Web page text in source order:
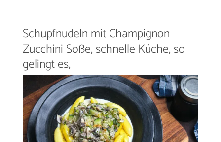
Schupfnudeln mit Champignon
Zucchini Soße, schnelle Küche, so
gelingt es,